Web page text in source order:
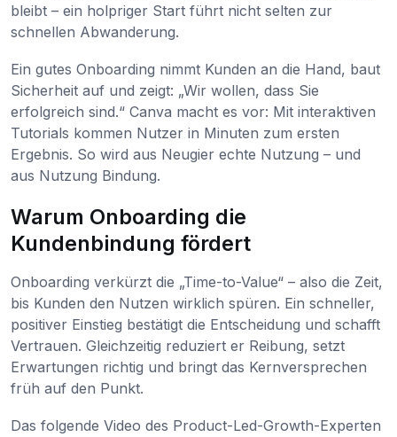
bleibt – ein holpriger Start führt nicht selten zur
schnellen Abwanderung.
Ein gutes Onboarding nimmt Kunden an die Hand, baut
Sicherheit auf und zeigt: „Wir wollen, dass Sie
erfolgreich sind.“ Canva macht es vor: Mit interaktiven
Tutorials kommen Nutzer in Minuten zum ersten
Ergebnis. So wird aus Neugier echte Nutzung – und
aus Nutzung Bindung.
Warum Onboarding die
Kundenbindung fördert
Onboarding verkürzt die „Time-to-Value“ – also die Zeit,
bis Kunden den Nutzen wirklich spüren. Ein schneller,
positiver Einstieg bestätigt die Entscheidung und schafft
Vertrauen. Gleichzeitig reduziert er Reibung, setzt
Erwartungen richtig und bringt das Kernversprechen
früh auf den Punkt.
Das folgende Video des Product-Led-Growth-Experten